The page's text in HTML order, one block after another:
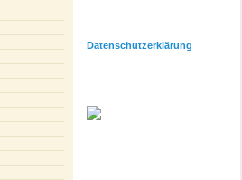
Datenschutzerklärung